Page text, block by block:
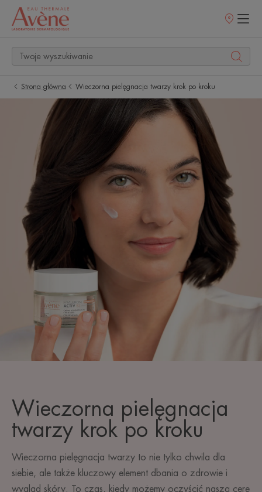
Punkty
Strona główna Wieczorna pielęgnacja twarzy krok po kroku
Wieczorna pielęgnacja
twarzy krok po kroku
Wieczorna pielęgnacja twarzy to nie tylko chwila dla
siebie, ale także kluczowy element dbania o zdrowie i
wygląd skóry. To czas, kiedy możemy oczyścić naszą cerę